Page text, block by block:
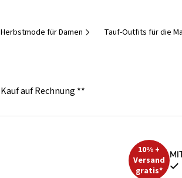
Herbstmode für Damen Tauf-Outfits für die
Kauf auf Rechnung **
10% +
Versand
gratis*